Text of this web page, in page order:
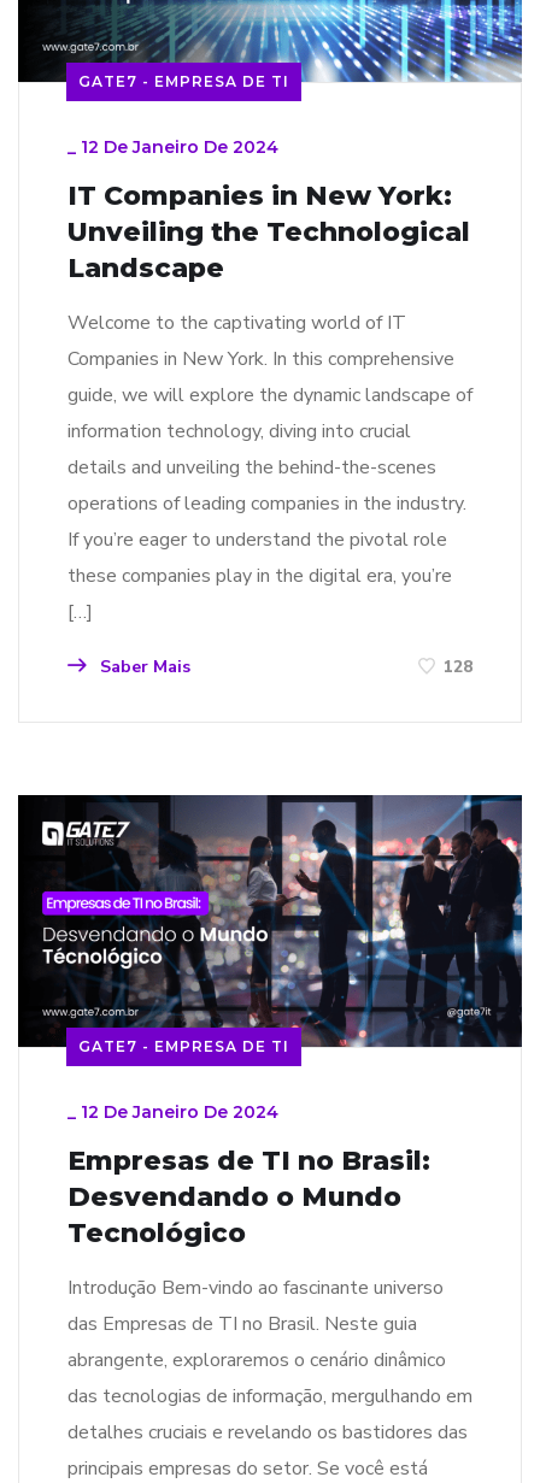
GATE7 - EMPRESA DE TI
_ 12 De Janeiro De 2024
IT Companies in New York:
Unveiling the Technological
Landscape
Welcome to the captivating world of IT
Companies in New York. In this comprehensive
guide, we will explore the dynamic landscape of
information technology, diving into crucial
details and unveiling the behind-the-scenes
operations of leading companies in the industry.
If you’re eager to understand the pivotal role
these companies play in the digital era, you’re
[…]
Saber Mais 128
GATE7 - EMPRESA DE TI
_ 12 De Janeiro De 2024
Empresas de TI no Brasil:
Desvendando o Mundo
Tecnológico
Introdução Bem-vindo ao fascinante universo
das Empresas de TI no Brasil. Neste guia
abrangente, exploraremos o cenário dinâmico
das tecnologias de informação, mergulhando em
detalhes cruciais e revelando os bastidores das
principais empresas do setor. Se você está